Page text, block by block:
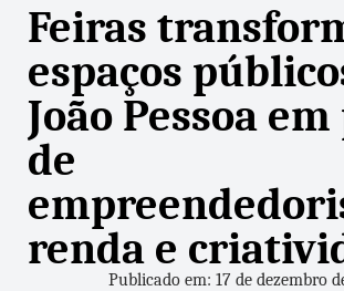
Feiras
espaços
João Pessoa
de
renda e
Publicado em: 17 de dezembro